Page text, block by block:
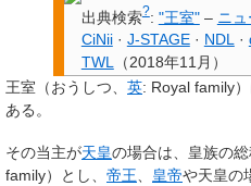
出典検索?: "王室"– ニュ
CiNii · J-STAGE · NDL ·
TWL（2018年11月 ）
王室 （おうしつ、 英: Royal family
ある。
その当主が天皇の場合は、皇族の
family）とし、 帝王、 皇帝や天皇の